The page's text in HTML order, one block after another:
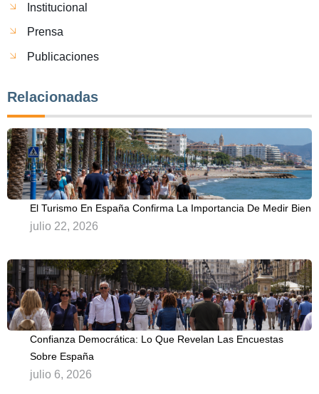
Institucional
Prensa
Publicaciones
Relacionadas
El Turismo En España Confirma La Importancia De Medir Bien
julio 22, 2026
Confianza Democrática: Lo Que Revelan Las Encuestas
Sobre España
julio 6, 2026